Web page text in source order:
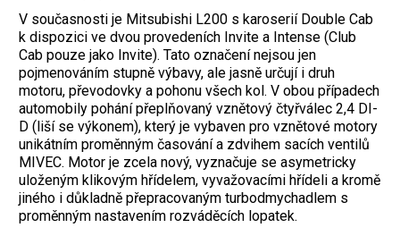
V současnosti je Mitsubishi L200 s karoserií Double Cab
k dispozici ve dvou provedeních Invite a Intense (Club
Cab pouze jako Invite). Tato označení nejsou jen
pojmenováním stupně výbavy, ale jasně určují i druh
motoru, převodovky a pohonu všech kol. V obou případech
automobily pohání přeplňovaný vznětový čtyřválec 2,4 DI-
D (liší se výkonem), který je vybaven pro vznětové motory
unikátním proměnným časování a zdvihem sacích ventilů
MIVEC. Motor je zcela nový, vyznačuje se asymetricky
uloženým klikovým hřídelem, vyvažovacími hřídeli a kromě
jiného i důkladně přepracovaným turbodmychadlem s
proměnným nastavením rozváděcích lopatek.